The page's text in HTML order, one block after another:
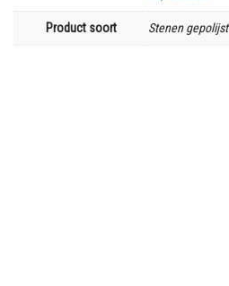
Product soort Stenen gepolijst